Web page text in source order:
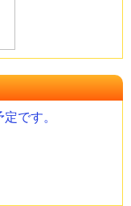
です。